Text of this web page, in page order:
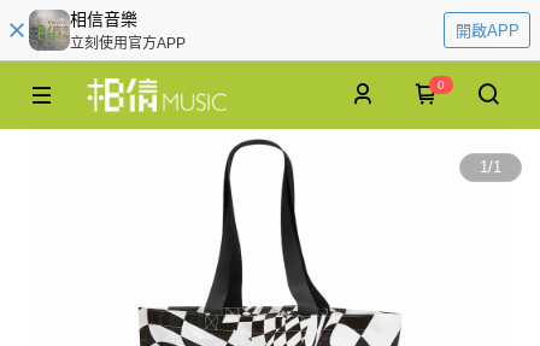
相信音樂
立刻使用官方APP
開啟APP
0
1/1